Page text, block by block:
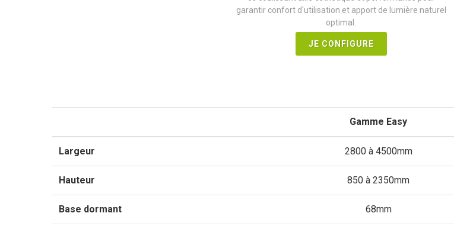
garantir confort d'utilisation et apport de lumière naturel
optimal.
JE CONFIGURE
Gamme Easy
Largeur 2800 à 4500mm
Hauteur 850 à 2350mm
Base dormant 68mm